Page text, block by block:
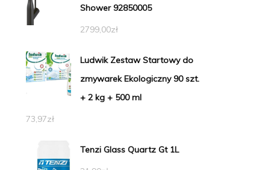
Shower 92850005
2799,00zł
Ludwik Zestaw Startowy do
zmywarek Ekologiczny 90 szt.
+ 2 kg + 500 ml
73,97zł
Tenzi Glass Quartz Gt 1L